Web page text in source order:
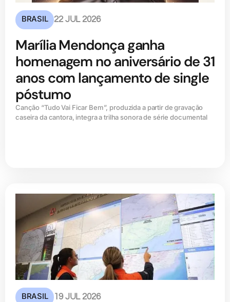
BRASIL 22 JUL 2026
Marília Mendonça ganha
homenagem no aniversário de 31
anos com lançamento de single
póstumo
Canção “Tudo Vai Ficar Bem”, produzida a partir de gravação
caseira da cantora, integra a trilha sonora de série documental
BRASIL 19 JUL 2026